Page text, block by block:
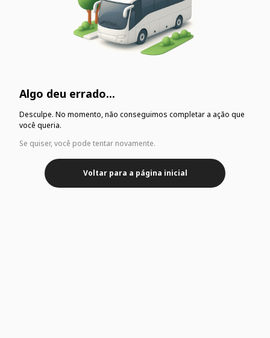
Algo deu errado...
Desculpe. No momento, não conseguimos completar a ação que
você queria.
Se quiser, você pode tentar novamente.
Voltar para a página inicial